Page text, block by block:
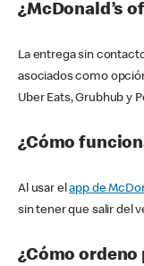
¿McDonald’s
La entrega sin
asociados como
Uber Eats, Grubhub y
¿Cómo
Al usar elapp de
sin tener que salir del
¿Cómo